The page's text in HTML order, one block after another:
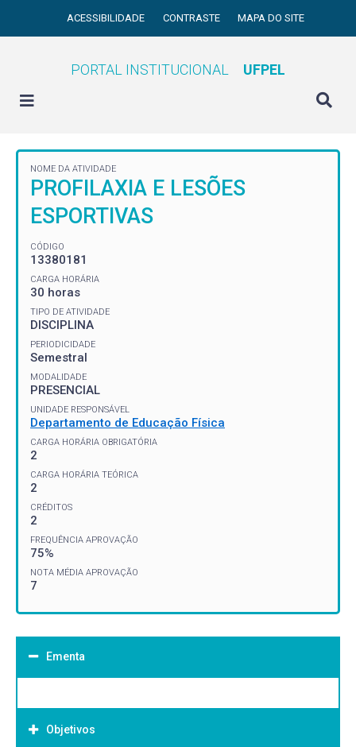
ACESSIBILIDADE CONTRASTE MAPA DO SITE
PORTAL INSTITUCIONAL UFPEL
NOME DA ATIVIDADE
PROFILAXIA E LESÕES
ESPORTIVAS
CÓDIGO
13380181
CARGA HORÁRIA
30 horas
TIPO DE ATIVIDADE
DISCIPLINA
PERIODICIDADE
Semestral
MODALIDADE
PRESENCIAL
UNIDADE RESPONSÁVEL
Departamento de Educação Física
CARGA HORÁRIA OBRIGATÓRIA
2
CARGA HORÁRIA TEÓRICA
2
CRÉDITOS
2
FREQUÊNCIA APROVAÇÃO
75%
NOTA MÉDIA APROVAÇÃO
7
Ementa
Objetivos